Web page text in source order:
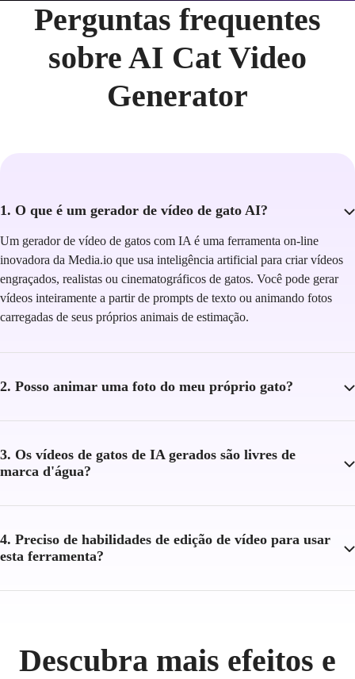
Perguntas frequentes
sobre AI Cat Video
Generator
1. O que é um gerador de vídeo de gato AI?
Um gerador de vídeo de gatos com IA é uma ferramenta on-line
inovadora da Media.io que usa inteligência artificial para criar vídeos
engraçados, realistas ou cinematográficos de gatos. Você pode gerar
vídeos inteiramente a partir de prompts de texto ou animando fotos
carregadas de seus próprios animais de estimação.
2. Posso animar uma foto do meu próprio gato?
3. Os vídeos de gatos de IA gerados são livres de
marca d'água?
4. Preciso de habilidades de edição de vídeo para usar
esta ferramenta?
Descubra mais efeitos e